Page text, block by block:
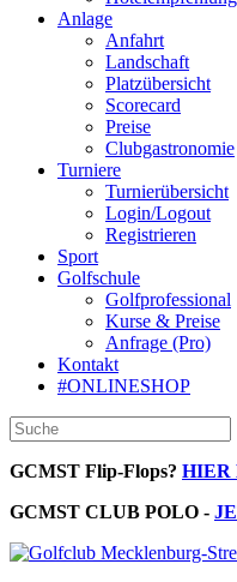
Anlage
Anfahrt
Landschaft
Platzübersicht
Scorecard
Preise
Clubgastronomie
Turniere
Turnierübersicht
Login/Logout
Registrieren
Sport
Golfschule
Golfprofessional
Kurse & Preise
Anfrage (Pro)
Kontakt
#ONLINESHOP
GCMST Flip-Flops? HIER
GCMST CLUB POLO -